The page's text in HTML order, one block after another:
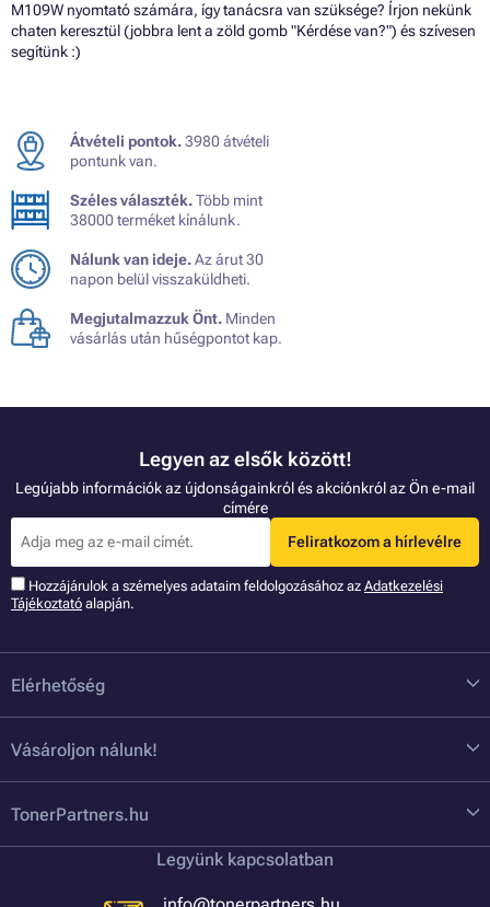
M109W nyomtató számára, így tanácsra van szüksége? Írjon nekünk
chaten keresztül (jobbra lent a zöld gomb "Kérdése van?") és szívesen
segítünk :)
Átvételi pontok.3980 átvételi
pontunk van.
Széles választék.Több mint
38000 terméket kínálunk.
Nálunk van ideje.Az árut 30
napon belül visszaküldheti.
Megjutalmazzuk Önt. Minden
vásárlás után hűségpontot kap.
Legyen az elsők között!
Legújabb információk az újdonságainkról és akciónkról az Ön e-mail
címére
Feliratkozom a hírlevélre
Hozzájárulok a szémelyes adataim feldolgozásához az Adatkezelési
Tájékoztató alapján.
Elérhetőség
Vásároljon nálunk!
TonerPartners.hu
Legyünk kapcsolatban